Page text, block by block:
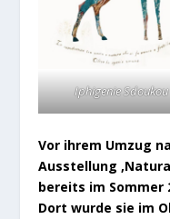
Iphigenie Sdoukou
Vor ihrem Umzug
Ausstellung
bereits im Sommer
Dort wurde sie im